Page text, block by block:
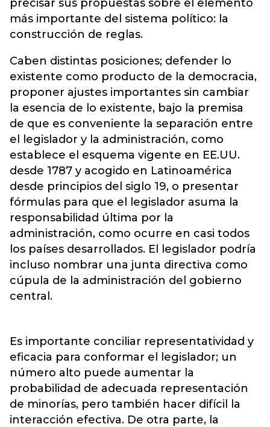
precisar sus propuestas sobre el elemento
más importante del sistema político: la
construcción de reglas.
Caben distintas posiciones; defender lo
existente como producto de la democracia,
proponer ajustes importantes sin cambiar
la esencia de lo existente, bajo la premisa
de que es conveniente la separación entre
el legislador y la administración, como
establece el esquema vigente en EE.UU.
desde 1787 y acogido en Latinoamérica
desde principios del siglo 19, o presentar
fórmulas para que el legislador asuma la
responsabilidad última por la
administración, como ocurre en casi todos
los países desarrollados. El legislador podría
incluso nombrar una junta directiva como
cúpula de la administración del gobierno
central.
Es importante conciliar representatividad y
eficacia para conformar el legislador; un
número alto puede aumentar la
probabilidad de adecuada representación
de minorías, pero también hacer difícil la
interacción efectiva. De otra parte, la